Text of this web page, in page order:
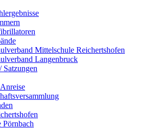
Mittelschule Reichertshofen
Langenbruck
Satzungen
Pörnbach